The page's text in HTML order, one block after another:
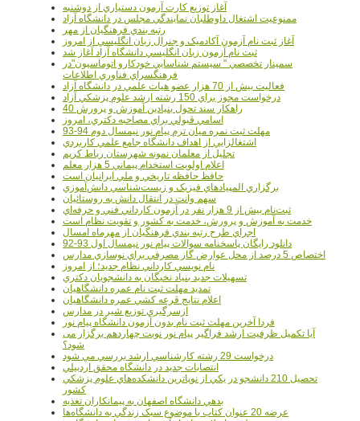
آغاز توزيع کارت آزمون دستياري از دوشنبه
ممنوعيت اشتغال داوطلبان نمايندگي مجلس در دانشگاه آزاد
رتبه بندي فرهنگيان از مهر
آغاز ثبت نام آزمون آکادميک و جنرال زبان انگليسي از امروز
ثبت نام آزمون زبان انگليسي دانشگاه آزاد آغاز شد
سمينار تخصصي " سيستم شناسايي خودکارو اتوماسيون"در
فرهنگسراي فناوري اطلاعات
فعاليت بيش از 70 هزار عضو هيات علمي در دانشگاه آزاد
درخواست مجوز براي 150 رشته ارشد علوم پزشکي آزاد
40 راهکار سند تحول بنيادين آموزش و پرورش
اسامي قبولي براي مصاحبه دکتري، امروز
مهلت ثبت نمره میان ترم پیام نور نیمسال دوم 94-93
اشتغالزايي از اهداف دانشگاه جامع علمي کاربردي
تجليل از معلمان نمونه شهرستان رباط کريم
اعلام اولويت استخدام پيماني 5 هزار معلم
حافظ حافظه تاريخي و ملي ايرانيان است
برگزاري المپيادهاي فيزيک و زيست‌شناسي دانش‌آموزي
سهم وانت در انتقال دانش به روستائيان
ثبت‌نام بيش از 9 هزار نفر در آزمون کارداني فني و حرفه‌اي
خدمت به آموزش و پرورش، خدمت به کشور و تقويت نظام است
اجراي طرح رتبه بندي فرهنگيان از مهرماه امسال
دانلود رایگان پاسخنامه سوالات پیام نور نیمسال اول 93-92
اختصاص 5 درصد از محل عوارض گاز مصرفي براي نوسازي مدارس
نام نويسي کارداني نظام جديد؛ از امروز
تسهيلات جديد بنياد نخبگان به دانشجويان دکتري
تمديد مهلت ثبت نام عمره دانشگاهيان
اعلام نتايج قرعه کشي عمره دانشگاهيان
ازسرگيري توزيع شير در مدارس
فردا آخرین مهلت ثبت نام بدون آزمون دانشگاه پیام نور
آیا تکمیل ظرفیت ارشد فراگیر پیام نور نوبت چهاردهم برگزار می
شود؟
درخواست 29 رشته کارشناسي ارشد بررسي مي شود
انتصابات جديد در دانشگاه محقق اردبيلي
تحصيل 210 دانشجو در يکي از نوپاترين دانشکده‌هاي علوم پزشکي
کشور
بدهي دانشگاه اصفهان به پيمانکاران تغذيه
عرضه 20 عنوان کتاب با موضوع سبک زندگي به دانشگاه‌ها